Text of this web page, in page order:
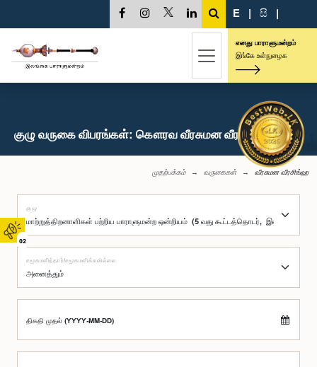
02
E | සි |
எனது பாராளுமன்றம்
இங்கே உள்நுழைக
குழு வருகை விபரங்கள்: கௌரவ வீரசுமன வீரசிங்ஹ, பா.உ.
முதற்பக்கம் வருகைகள் வீரசுமன வீரசிங்ஹ
குழு
சமூகமளித்தார்/சமூகமளிக்கவில்லை
திகதி முதல் (YYYY-MM-DD)